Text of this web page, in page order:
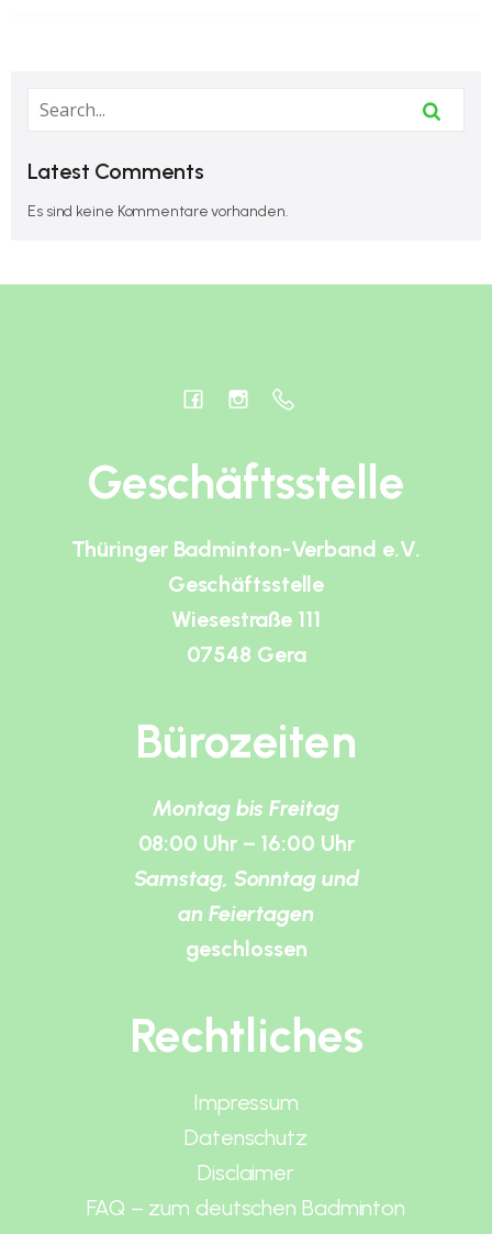
Latest Comments
Es sind keine Kommentare vorhanden.
Geschäftsstelle
Thüringer Badminton-Verband e.V.
Geschäftsstelle
Wiesestraße 111
07548 Gera
Bürozeiten
Montag bis Freitag
08:00 Uhr – 16:00 Uhr
Samstag, Sonntag und
an Feiertagen
geschlossen
Rechtliches
Impressum
Datenschutz
Disclaimer
FAQ – zum deutschen Badminton